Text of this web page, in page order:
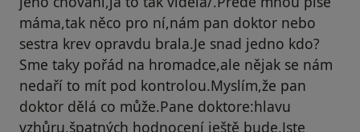
máma,tak něco pro ní,nám pan doktor nebo
sestra krev opravdu brala.Je snad jedno kdo?
Sme taky pořád na hromadce,ale nějak se nám
nedaří to mít pod kontrolou.Myslím,že pan
doktor dělá co může.Pane doktore:hlavu
vzhůru,špatných hodnocení ještě bude.Jste